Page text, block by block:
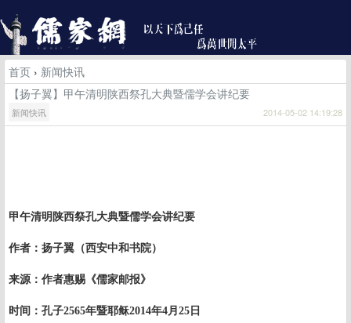
首页 › 新闻快讯
【扬子翼】甲午清明陕西祭孔大典暨儒学会讲纪要
新闻快讯 2014-05-02 14:19:28
甲午清明陕西祭孔大典暨儒学会讲纪要
作者：扬子翼（西安中和书院）
来源：作者惠赐《儒家邮报》
时间：孔子2565年暨耶稣2014年4月 25 日